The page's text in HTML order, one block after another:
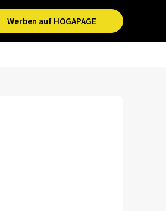
Werben auf HOGAPAGE